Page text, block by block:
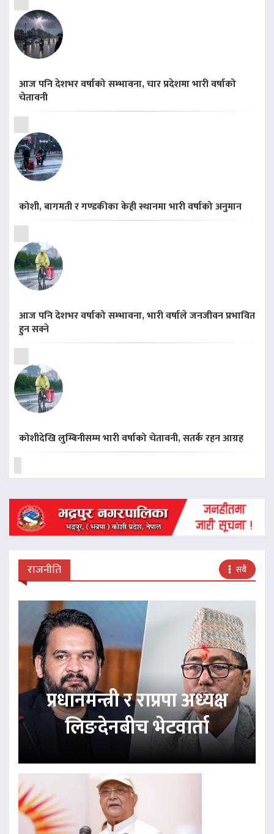
आज पनि देशभर वर्षाको सम्भावना, चार प्रदेशमा भारी वर्षाको
चेतावनी
कोशी, बागमती र गण्डकीका केही स्थानमा भारी वर्षाको अनुमान
आज पनि देशभर वर्षाको सम्भावना, भारी वर्षाले जनजीवन प्रभावित
हुन सक्ने
कोशीदेखि लुम्बिनीसम्म भारी वर्षाको चेतावनी, सतर्क रहन आग्रह
राजनीति सबै
प्रधानमन्त्री र राप्रपा अध्यक्ष
लिङदेनबीच भेटवार्ता